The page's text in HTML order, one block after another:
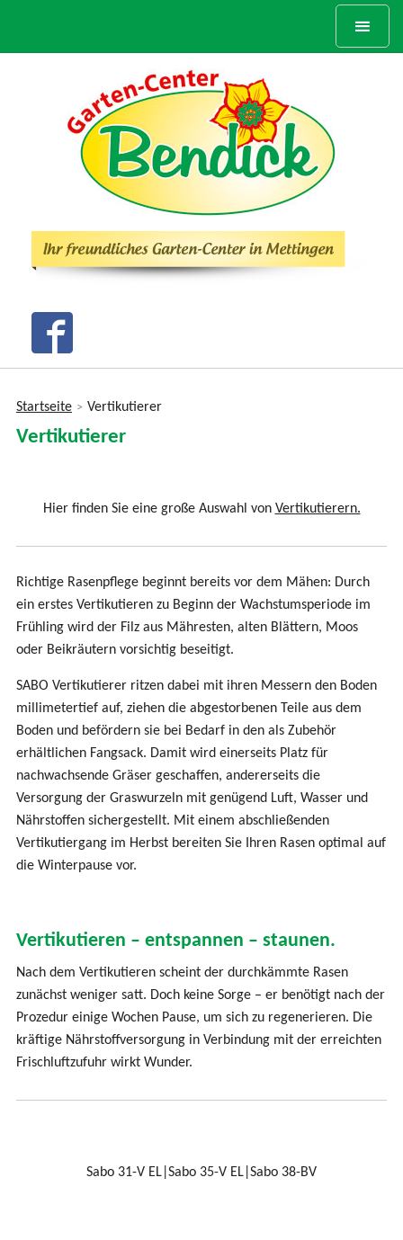
sind
Startseite > Vertikutierer
Vertikutierer
Hier finden Sie eine große Auswahl von Vertikutierern.
Richtige Rasenpflege beginnt bereits vor dem Mähen: Durch
ein erstes Vertikutieren zu Beginn der Wachstumsperiode im
Frühling wird der Filz aus Mähresten, alten Blättern, Moos
oder Beikräutern vorsichtig beseitigt.
SABO Vertikutierer ritzen dabei mit ihren Messern den Boden
millimetertief auf, ziehen die abgestorbenen Teile aus dem
Boden und befördern sie bei Bedarf in den als Zubehör
erhältlichen Fangsack. Damit wird einerseits Platz für
nachwachsende Gräser geschaffen, andererseits die
Versorgung der Graswurzeln mit genügend Luft, Wasser und
Nährstoffen sichergestellt. Mit einem abschließenden
Vertikutiergang im Herbst bereiten Sie Ihren Rasen optimal auf
die Winterpause vor.
Vertikutieren – entspannen – staunen.
Nach dem Vertikutieren scheint der durchkämmte Rasen
zunächst weniger satt. Doch keine Sorge – er benötigt nach der
Prozedur einige Wochen Pause, um sich zu regenerieren. Die
kräftige Nährstoffversorgung in Verbindung mit der erreichten
Frischluftzufuhr wirkt Wunder.
Sabo 31-V EL|Sabo 35-V EL|Sabo 38-BV